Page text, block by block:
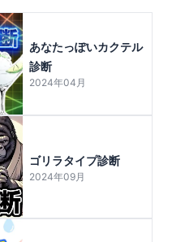
あなたっぽいカクテル
診断
2024年04月
ゴリラタイプ診断
2024年09月